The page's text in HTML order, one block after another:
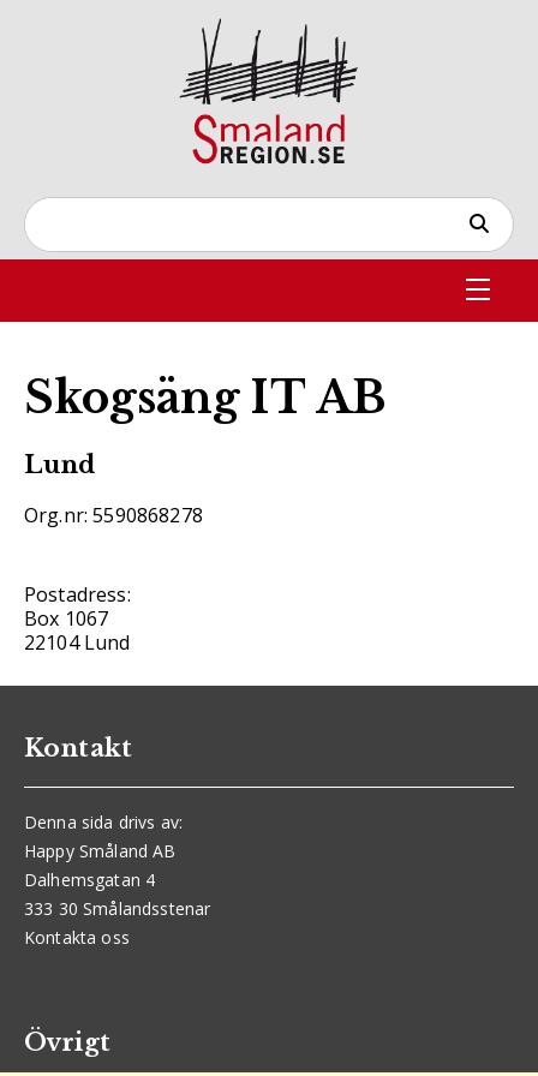
Skogsäng IT AB
Lund
Org.nr: 5590868278
Postadress:
Box 1067
22104 Lund
Kontakt
Denna sida drivs av:
Happy Småland AB
Dalhemsgatan 4
333 30 Smålandsstenar
Kontakta oss
Övrigt